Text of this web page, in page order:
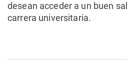
desean acceder a un buen
carrera universitaria.